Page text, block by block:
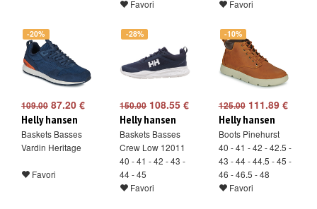
Favori
Favori
-20%
109.00 87.20 €
Helly hansen
Baskets Basses
Vardin Heritage
Favori
-28%
150.00108.55 €
Helly hansen
Baskets Basses
Crew Low 12011
40 - 41 - 42 - 43 -
44 - 45
Favori
-10%
125.00111.89 €
Helly hansen
Boots Pinehurst
40 - 41 - 42 - 42.5 -
43 - 44 - 44.5 - 45 -
46 - 46.5 - 48
Favori